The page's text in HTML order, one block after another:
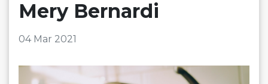
Mery Bernardi
04 Mar 2021